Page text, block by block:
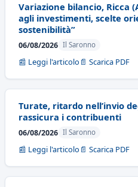
Variazione bilancio, Ricca
agli investimenti, scelte
sostenibilità”
06/08/2026 Il Saronno
📰 Leggi l'articolo 📄 Scarica PDF
Turate, ritardo nell’invio
rassicura i contribuenti
06/08/2026 Il Saronno
📰 Leggi l'articolo 📄 Scarica PDF